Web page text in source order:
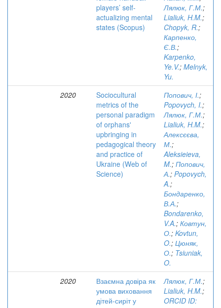
players’ self-
actualizing mental
states (Scopus)
Лялюк, Г.М.;
Lialiuk, H.M.;
Chopyk, R.;
Карпенко,
Є.В.;
Karpenko,
Ye.V.; Melnyk,
Yu.
2020
Sociocultural
metrics of the
personal paradigm
of orphans'
upbringing in
pedagogical theory
and practice of
Ukraine (Web of
Science)
Попович, І.;
Popovych, I.;
Лялюк, Г.М.;
Lialiuk, H.M.;
Алексєєва,
М.;
Aleksieieva,
M.; Попович,
А.; Popovych,
A.;
Бондаренко,
В.А.;
Bondarenko,
V.A.; Ковтун,
О.; Kovtun,
O.; Цюняк,
О.; Tsiuniak,
O.
2020
Взаємна довіра як
умова виховання
дітей-сиріт у
Лялюк, Г.М.;
Lialiuk, H.M.;
ORCID ID: